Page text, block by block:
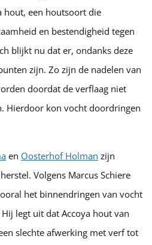
hout, een houtsoort die
en bestendigheid tegen
blijkt nu dat er, ondanks deze
zijn. Zo zijn de nadelen van
doordat de verflaag niet
Hierdoor kon vocht doordringen
en Oosterhof Holman zijn
Volgens Marcus Schiere
het binnendringen van vocht
legt uit dat Accoya hout van
slechte afwerking met verf tot